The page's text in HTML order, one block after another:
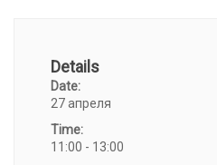
Details
Date:
27 апреля
Time:
11:00 - 13:00